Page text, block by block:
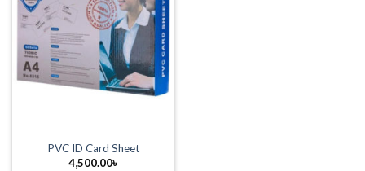
PVC ID Card Sheet
4,500.00৳